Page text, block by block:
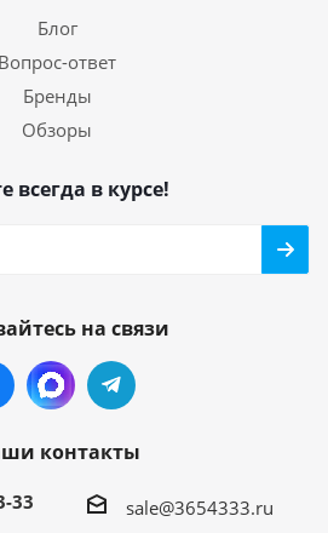
Блог
Вопрос-ответ
Бренды
Обзоры
всегда в курсе!
на связи
контакты
33 sale@3654333.ru